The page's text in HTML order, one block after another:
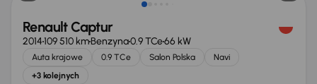
Renault Captur
2014109 510 kmBenzyna0.9 TCe66 kW
Auta krajowe 0.9 TCe Salon Polska
Navi
+3 kolejnych